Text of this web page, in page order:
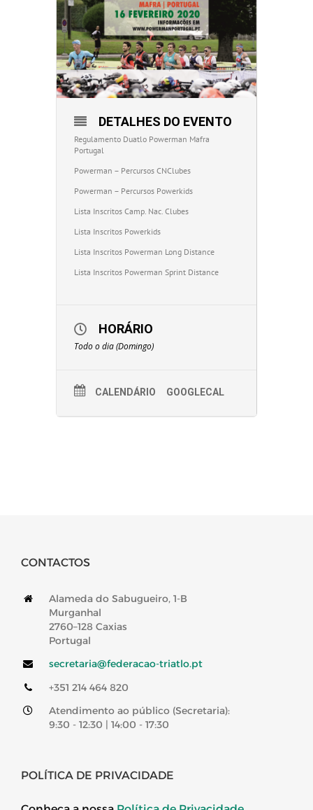
DETALHES DO EVENTO
Regulamento Duatlo Powerman Mafra
Portugal
Powerman – Percursos CNClubes
Powerman – Percursos Powerkids
Lista Inscritos Camp. Nac. Clubes
Lista Inscritos Powerkids
Lista Inscritos Powerman Long Distance
Lista Inscritos Powerman Sprint Distance
HORÁRIO
Todo o dia (Domingo)
CALENDÁRIO GOOGLECAL
CONTACTOS
Alameda do Sabugueiro, 1-B
Murganhal
2760–128 Caxias
Portugal
secretaria@federacao-triatlo.pt
+351 214 464 820
Atendimento ao público (Secretaria):
9:30 - 12:30 | 14:00 - 17:30
POLÍTICA DE PRIVACIDADE